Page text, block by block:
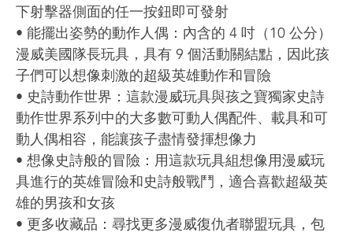
下射擊器側面的任一按鈕即可發射
• 能擺出姿勢的動作人偶：內含的 4 吋（10 公分）
漫威美國隊長玩具，具有 9 個活動關結點，因此孩
子們可以想像刺激的超級英雄動作和冒險
• 史詩動作世界：這款漫威玩具與孩之寶獨家史詩
動作世界系列中的大多數可動人偶配件、載具和可
動人偶相容，能讓孩子盡情發揮想像力
• 想像史詩般的冒險：用這款玩具組想像用漫威玩
具進行的英雄冒險和史詩般戰鬥，適合喜歡超級英
雄的男孩和女孩
• 更多收藏品：尋找更多漫威復仇者聯盟玩具，包